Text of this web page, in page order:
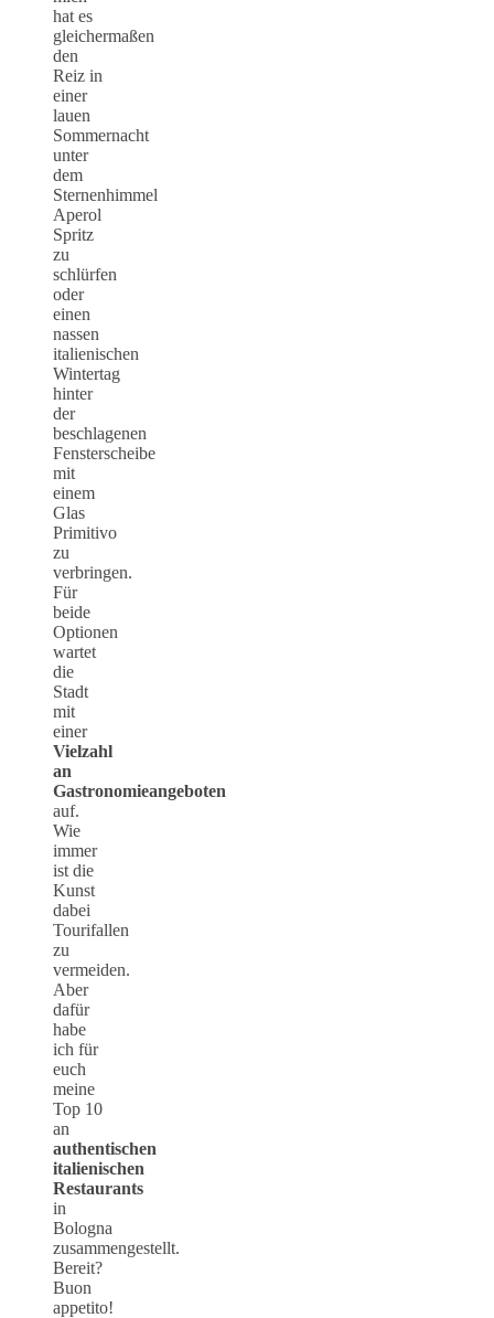
hat es
gleichermaßen
den
Reiz in
einer
lauen
Sommernacht
unter
dem
Sternenhimmel
Aperol
Spritz
zu
schlürfen
oder
einen
nassen
italienischen
Wintertag
hinter
der
beschlagenen
Fensterscheibe
mit
einem
Glas
Primitivo
zu
verbringen.
Für
beide
Optionen
wartet
die
Stadt
mit
einer
Vielzahl
an
Gastronomieangeboten
auf.
Wie
immer
ist die
Kunst
dabei
Tourifallen
zu
vermeiden.
Aber
dafür
habe
ich für
euch
meine
Top 10
an
authentischen
italienischen
Restaurants
in
Bologna
zusammengestellt.
Bereit?
Buon
appetito!